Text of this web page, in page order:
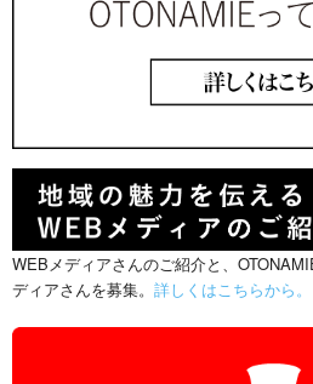
WEBメディアさんのご紹介と、
ディアさんを募集。 詳しくはこちらから。